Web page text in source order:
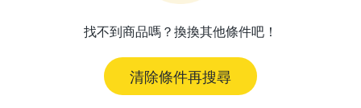
找不到商品嗎？換換其他條件吧！
清除條件再搜尋